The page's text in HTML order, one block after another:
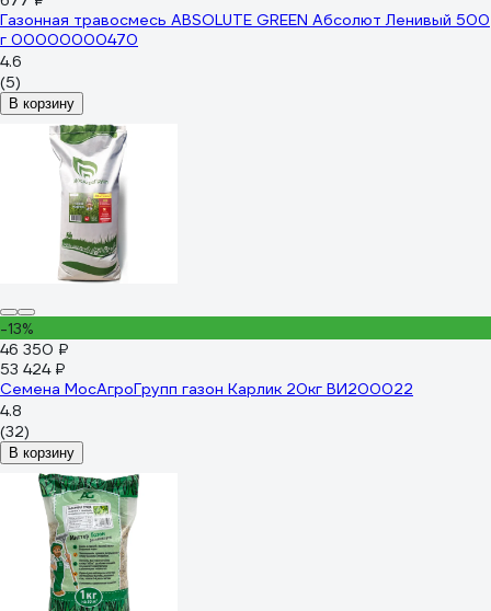
Газонная травосмесь ABSOLUTE GREEN Абсолют Ленивый 500
г 00000000470
4.6
(5)
В корзину
-13%
46 350 ₽
53 424 ₽
Семена МосАгроГрупп газон Карлик 20кг ВИ200022
4.8
(32)
В корзину